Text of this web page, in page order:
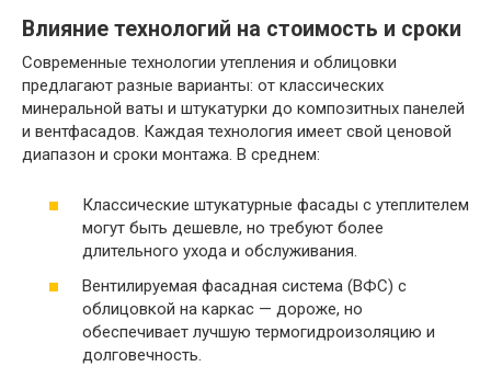
Влияние технологий на стоимость и сроки
Современные технологии утепления и облицовки
предлагают разные варианты: от классических
минеральной ваты и штукатурки до композитных панелей
и вентфасадов. Каждая технология имеет свой ценовой
диапазон и сроки монтажа. В среднем:
Классические штукатурные фасады с утеплителем
могут быть дешевле, но требуют более
длительного ухода и обслуживания.
Вентилируемая фасадная система (ВФС) с
облицовкой на каркас — дороже, но
обеспечивает лучшую термогидроизоляцию и
долговечность.